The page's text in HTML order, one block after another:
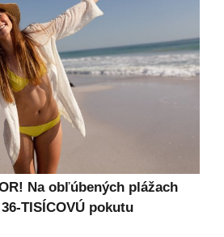
Na obľúbených plážach
TISÍCOVÚ pokutu